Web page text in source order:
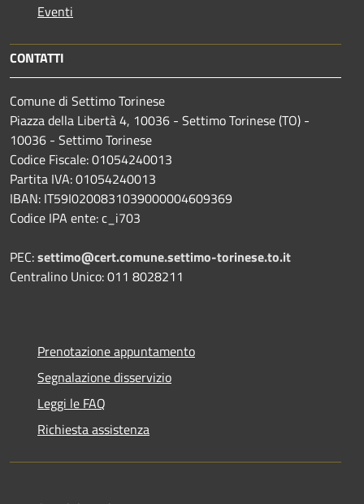
Eventi
CONTATTI
Comune di Settimo Torinese
Piazza della Libertà 4, 10036 - Settimo Torinese (TO) -
10036 - Settimo Torinese
Codice Fiscale: 01054240013
Partita IVA: 01054240013
IBAN: IT59I0200831039000004609369
Codice IPA ente: c_i703
PEC:settimo@cert.comune.settimo-torinese.to.it
Centralino Unico: 011 8028211
Prenotazione appuntamento
Segnalazione disservizio
Leggi le FAQ
Richiesta assistenza